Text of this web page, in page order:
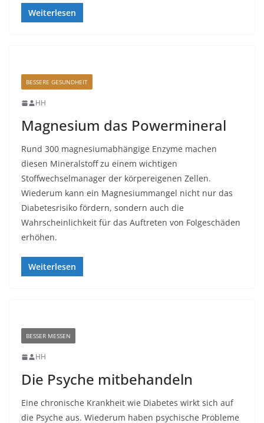
Weiterlesen
BESSERE GESUNDHEIT
HH
Magnesium das Powermineral
Rund 300 magnesiumabhängige Enzyme machen
diesen Mineralstoff zu einem wichtigen
Stoffwechselmanager der körpereigenen Zellen.
Wiederum kann ein Magnesiummangel nicht nur das
Diabetesrisiko fördern, sondern auch die
Wahrscheinlichkeit für das Auftreten von Folgeschäden
erhöhen.
Weiterlesen
BESSER MESSEN
HH
Die Psyche mitbehandeln
Eine chronische Krankheit wie Diabetes wirkt sich auf
die Psyche aus. Wiederum haben psychische Probleme